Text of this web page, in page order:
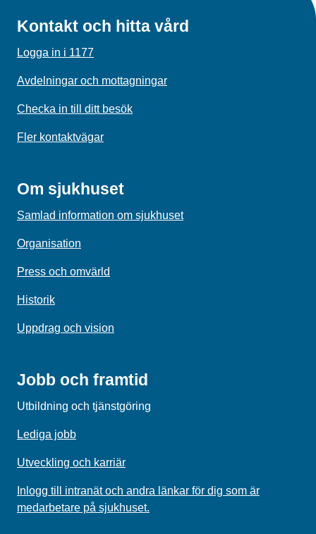
Kontakt och hitta vård
Logga in i 1177
Avdelningar och mottagningar
Checka in till ditt besök
Fler kontaktvägar
Om sjukhuset
Samlad information om sjukhuset
Organisation
Press och omvärld
Historik
Uppdrag och vision
Jobb och framtid
Utbildning och tjänstgöring
Lediga jobb
Utveckling och karriär
Inlogg till intranät och andra länkar för dig som är
medarbetare på sjukhuset.